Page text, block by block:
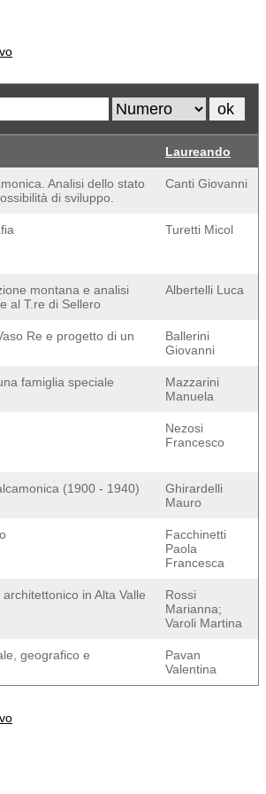
Laureando
Analisi dello stato
di sviluppo.
Canti Giovanni
Turetti Micol
montana e analisi
al T.re di Sellero
Albertelli Luca
Re e progetto di un
Ballerini
Giovanni
famiglia speciale
Mazzarini
Manuela
Nezosi
Francesco
(1900 - 1940)
Ghirardelli
Mauro
Facchinetti
Paola
Francesca
in Alta Valle
Rossi
Marianna;
Varoli Martina
geografico e
Pavan
Valentina